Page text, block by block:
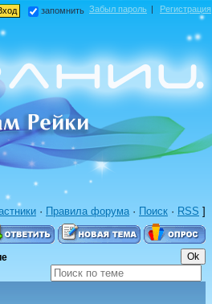
запомнить Забыл пароль | Регистрация
· Правила форума · Поиск · RSS ]